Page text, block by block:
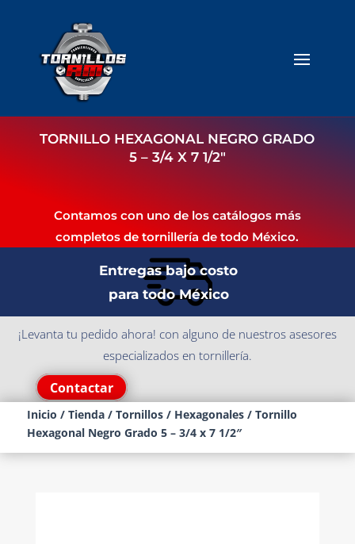
TORNILLO HEXAGONAL NEGRO GRADO
5 – 3/4 X 7 1/2″
Contamos con uno de los catálogos más
completos de tornillería de todo México.
Entregas bajo costo
para todo México
¡Levanta tu pedido ahora! con alguno de nuestros asesores
especializados en tornillería.
Contactar
Inicio / Tienda/ Tornillos/ Hexagonales/ Tornillo
Hexagonal Negro Grado 5 – 3/4 x 7 1/2″